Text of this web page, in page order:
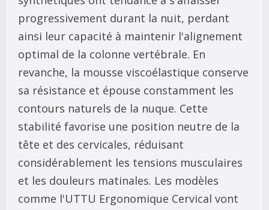
progressivement durant la nuit, perdant
ainsi leur capacité à maintenir l'alignement
optimal de la colonne vertébrale. En
revanche, la mousse viscoélastique conserve
sa résistance et épouse constamment les
contours naturels de la nuque. Cette
stabilité favorise une position neutre de la
tête et des cervicales, réduisant
considérablement les tensions musculaires
et les douleurs matinales. Les modèles
comme l'UTTU Ergonomique Cervical vont